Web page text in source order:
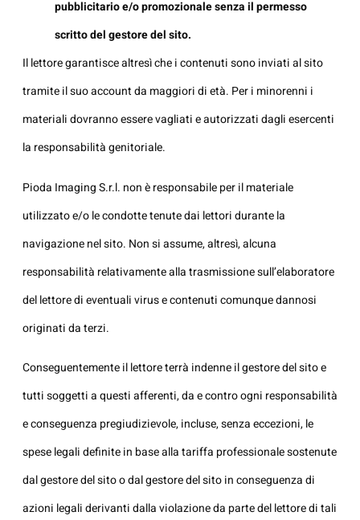
pubblicitario e/o promozionale senza il permesso
scritto del gestore del sito.
Il lettore garantisce altresì che i contenuti sono inviati al sito
tramite il suo account da maggiori di età. Per i minorenni i
materiali dovranno essere vagliati e autorizzati dagli esercenti
la responsabilità genitoriale.
Pioda Imaging S.r.l. non è responsabile per il materiale
utilizzato e/o le condotte tenute dai lettori durante la
navigazione nel sito. Non si assume, altresì, alcuna
responsabilità relativamente alla trasmissione sull’elaboratore
del lettore di eventuali virus e contenuti comunque dannosi
originati da terzi.
Conseguentemente il lettore terrà indenne il gestore del sito e
tutti soggetti a questi afferenti, da e contro ogni responsabilità
e conseguenza pregiudizievole, incluse, senza eccezioni, le
spese legali definite in base alla tariffa professionale sostenute
dal gestore del sito o dal gestore del sito in conseguenza di
azioni legali derivanti dalla violazione da parte del lettore di tali